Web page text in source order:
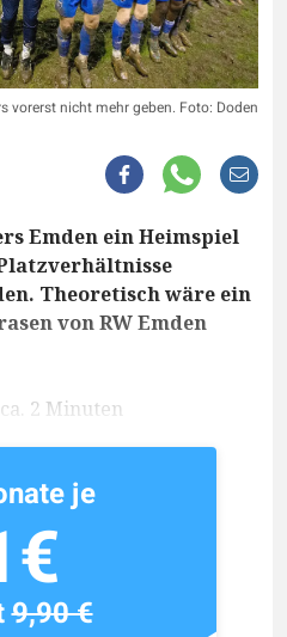
vorerst nicht mehr geben. Foto: Doden
Emden ein Heimspiel
Theoretisch wäre ein
von RW Emden
2 Minuten
je
9,90 €